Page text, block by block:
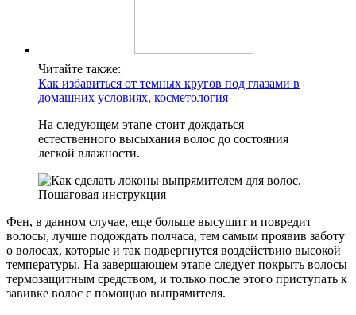
Читайте также:
Как избавиться от темных кругов под глазами в
домашних условиях, косметология
На следующем этапе стоит дождаться
естественного высыхания волос до состояния
легкой влажности.
Фен, в данном случае, еще больше высушит и повредит
волосы, лучше подождать полчаса, тем самым проявив заботу
о волосах, которые и так подвергнутся воздействию высокой
температуры. На завершающем этапе следует покрыть волосы
термозащитным средством, и только после этого приступать к
завивке волос с помощью выпрямителя.